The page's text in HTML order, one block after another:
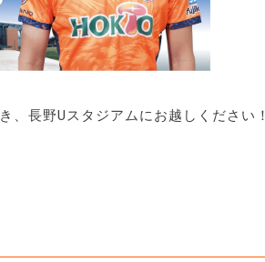
、長野Uスタジアムにお越しください！